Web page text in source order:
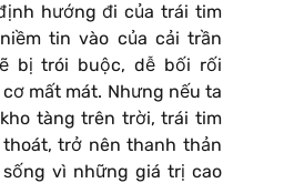
hướng đi của trái tim
tin vào của cải trần
bị trói buộc, dễ bối rối
mất mát. Nhưng nếu ta
tàng trên trời, trái tim
trở nên thanh thản
vì những giá trị cao